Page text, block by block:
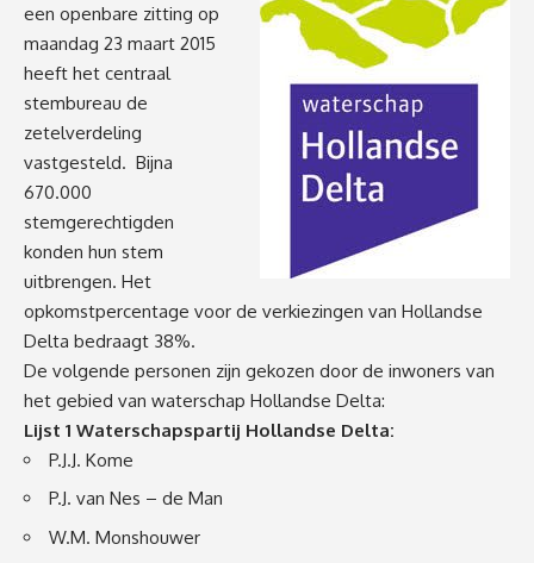
een openbare zitting op
maandag 23 maart 2015
heeft het centraal
stembureau de
zetelverdeling
vastgesteld. Bijna
670.000
stemgerechtigden
konden hun stem
uitbrengen. Het
opkomstpercentage voor de verkiezingen van Hollandse
Delta bedraagt 38%.
De volgende personen zijn gekozen door de inwoners van
het gebied van waterschap Hollandse Delta:
Lijst 1 Waterschapspartij Hollandse Delta:
P.J.J. Kome
P.J. van Nes – de Man
W.M. Monshouwer